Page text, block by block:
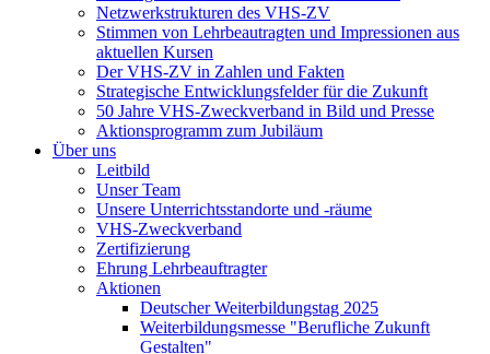
Netzwerkstrukturen des VHS-ZV
Stimmen von Lehrbeautragten und Impressionen aus
aktuellen Kursen
Der VHS-ZV in Zahlen und Fakten
Strategische Entwicklungsfelder für die Zukunft
50 Jahre VHS-Zweckverband in Bild und Presse
Aktionsprogramm zum Jubiläum
Über uns
Leitbild
Unser Team
Unsere Unterrichtsstandorte und -räume
VHS-Zweckverband
Zertifizierung
Ehrung Lehrbeauftragter
Aktionen
Deutscher Weiterbildungstag 2025
Weiterbildungsmesse "Berufliche Zukunft
Gestalten"